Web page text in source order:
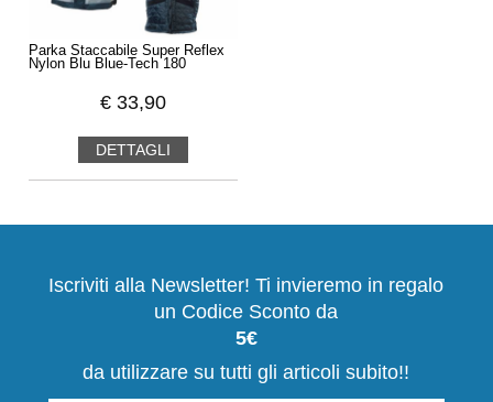
Parka Staccabile Super Reflex
Nylon Blu Blue-Tech 180
€ 33,90
DETTAGLI
Iscriviti alla Newsletter! Ti invieremo in regalo
un Codice Sconto da
5€
da utilizzare su tutti gli articoli subito!!